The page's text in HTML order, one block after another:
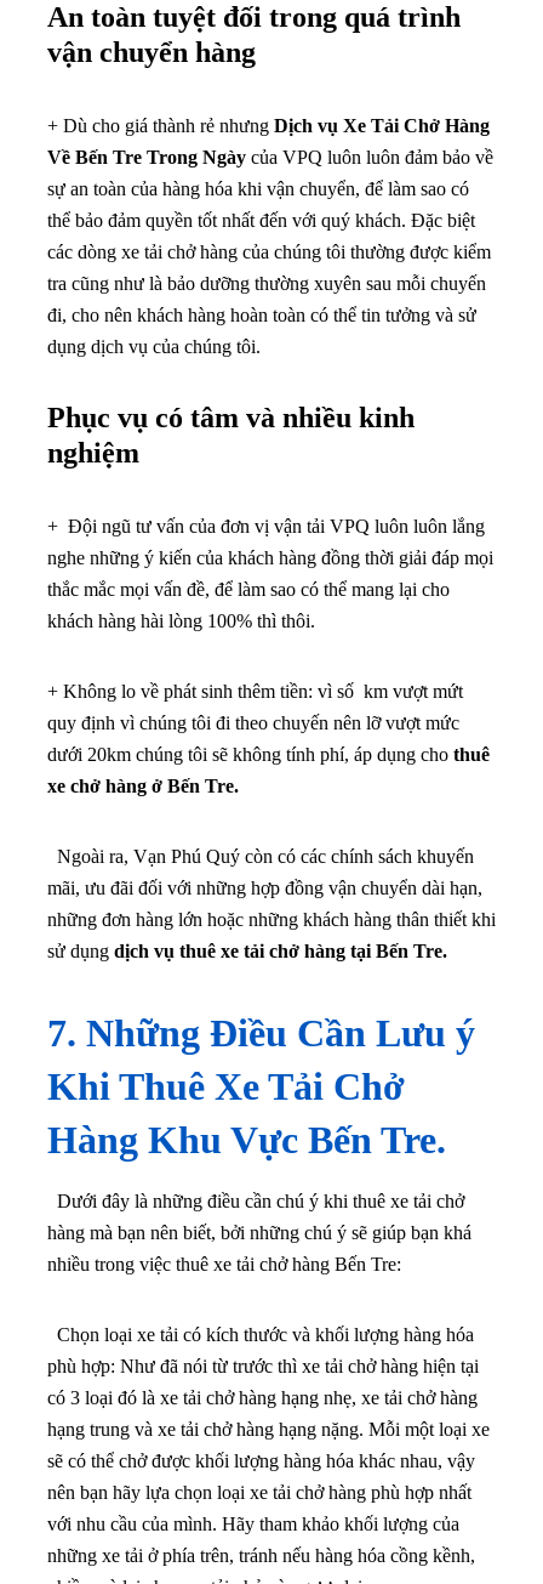
An toàn tuyệt đối trong quá trình
vận chuyển hàng
+ Dù cho giá thành rẻ nhưng Dịch vụ Xe Tải Chở Hàng
Về Bến Tre Trong Ngày của VPQ luôn luôn đảm bảo về
sự an toàn của hàng hóa khi vận chuyển, để làm sao có
thể bảo đảm quyền tốt nhất đến với quý khách. Đặc biệt
các dòng xe tải chở hàng của chúng tôi thường được kiểm
tra cũng như là bảo dưỡng thường xuyên sau mỗi chuyến
đi, cho nên khách hàng hoàn toàn có thể tin tưởng và sử
dụng dịch vụ của chúng tôi.
Phục vụ có tâm và nhiều kinh
nghiệm
+ Đội ngũ tư vấn của đơn vị vận tải VPQ luôn luôn lắng
nghe những ý kiến của khách hàng đồng thời giải đáp mọi
thắc mắc mọi vấn đề, để làm sao có thể mang lại cho
khách hàng hài lòng 100% thì thôi.
+ Không lo về phát sinh thêm tiền: vì số km vượt mứt
quy định vì chúng tôi đi theo chuyến nên lỡ vượt mức
dưới 20km chúng tôi sẽ không tính phí, áp dụng cho thuê
xe chở hàng ở Bến Tre.
Ngoài ra, Vạn Phú Quý còn có các chính sách khuyến
mãi, ưu đãi đối với những hợp đồng vận chuyển dài hạn,
những đơn hàng lớn hoặc những khách hàng thân thiết khi
sử dụng dịch vụ thuê xe tải chở hàng tại Bến Tre.
7. Những Điều Cần Lưu ý
Khi Thuê Xe Tải Chở
Hàng Khu Vực Bến Tre.
Dưới đây là những điều cần chú ý khi thuê xe tải chở
hàng mà bạn nên biết, bởi những chú ý sẽ giúp bạn khá
nhiều trong việc thuê xe tải chở hàng Bến Tre:
Chọn loại xe tải có kích thước và khối lượng hàng hóa
phù hợp: Như đã nói từ trước thì xe tải chở hàng hiện tại
có 3 loại đó là xe tải chở hàng hạng nhẹ, xe tải chở hàng
hạng trung và xe tải chở hàng hạng nặng. Mỗi một loại xe
sẽ có thể chở được khối lượng hàng hóa khác nhau, vậy
nên bạn hãy lựa chọn loại xe tải chở hàng phù hợp nhất
với nhu cầu của mình. Hãy tham khảo khối lượng của
những xe tải ở phía trên, tránh nếu hàng hóa cồng kềnh,